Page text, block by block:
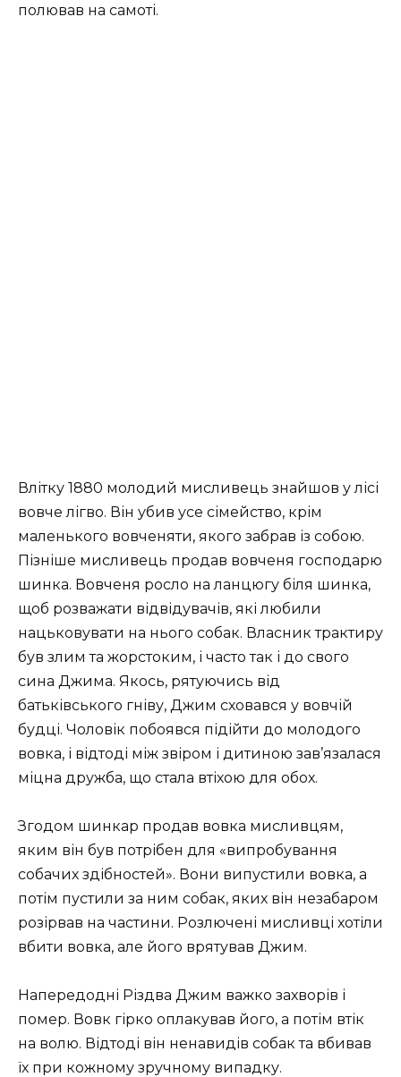
полював на самоті.
Влітку 1880 молодий мисливець знайшов у лісі
вовче лігво. Він убив усе сімейство, крім
маленького вовченяти, якого забрав із собою.
Пізніше мисливець продав вовченя господарю
шинка. Вовченя росло на ланцюгу біля шинка,
щоб розважати відвідувачів, які любили
нацьковувати на нього собак. Власник трактиру
був злим та жорстоким, і часто так і до свого
сина Джима. Якось, рятуючись від
батьківського гніву, Джим сховався у вовчій
будці. Чоловік побоявся підійти до молодого
вовка, і відтоді між звіром і дитиною зав’язалася
міцна дружба, що стала втіхою для обох.
Згодом шинкар продав вовка мисливцям,
яким він був потрібен для «випробування
собачих здібностей». Вони випустили вовка, а
потім пустили за ним собак, яких він незабаром
розірвав на частини. Розлючені мисливці хотіли
вбити вовка, але його врятував Джим.
Напередодні Різдва Джим важко захворів і
помер. Вовк гірко оплакував його, а потім втік
на волю. Відтоді він ненавидів собак та вбивав
їх при кожному зручному випадку.